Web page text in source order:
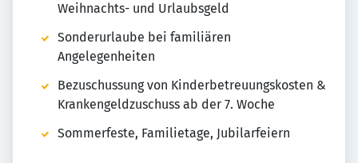
Weihnachts- und Urlaubsgeld
Sonderurlaube bei familiären
Angelegenheiten
Bezuschussung von Kinderbetreuungskosten &
Krankengeldzuschuss ab der 7. Woche
Sommerfeste, Familietage, Jubilarfeiern